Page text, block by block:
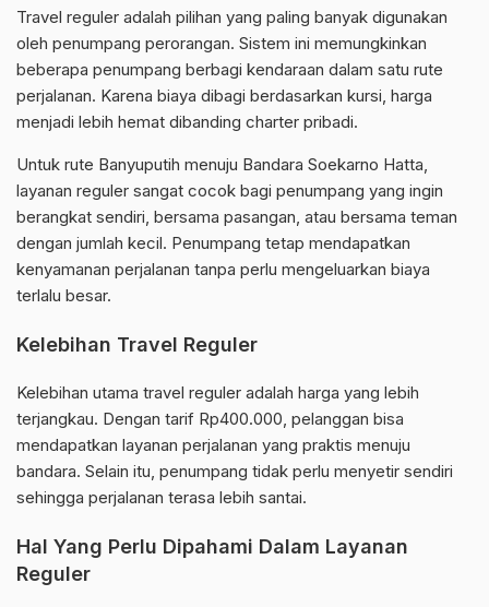
Travel reguler adalah pilihan yang paling banyak digunakan
oleh penumpang perorangan. Sistem ini memungkinkan
beberapa penumpang berbagi kendaraan dalam satu rute
perjalanan. Karena biaya dibagi berdasarkan kursi, harga
menjadi lebih hemat dibanding charter pribadi.
Untuk rute Banyuputih menuju Bandara Soekarno Hatta,
layanan reguler sangat cocok bagi penumpang yang ingin
berangkat sendiri, bersama pasangan, atau bersama teman
dengan jumlah kecil. Penumpang tetap mendapatkan
kenyamanan perjalanan tanpa perlu mengeluarkan biaya
terlalu besar.
Kelebihan Travel Reguler
Kelebihan utama travel reguler adalah harga yang lebih
terjangkau. Dengan tarif Rp400.000, pelanggan bisa
mendapatkan layanan perjalanan yang praktis menuju
bandara. Selain itu, penumpang tidak perlu menyetir sendiri
sehingga perjalanan terasa lebih santai.
Hal Yang Perlu Dipahami Dalam Layanan
Reguler